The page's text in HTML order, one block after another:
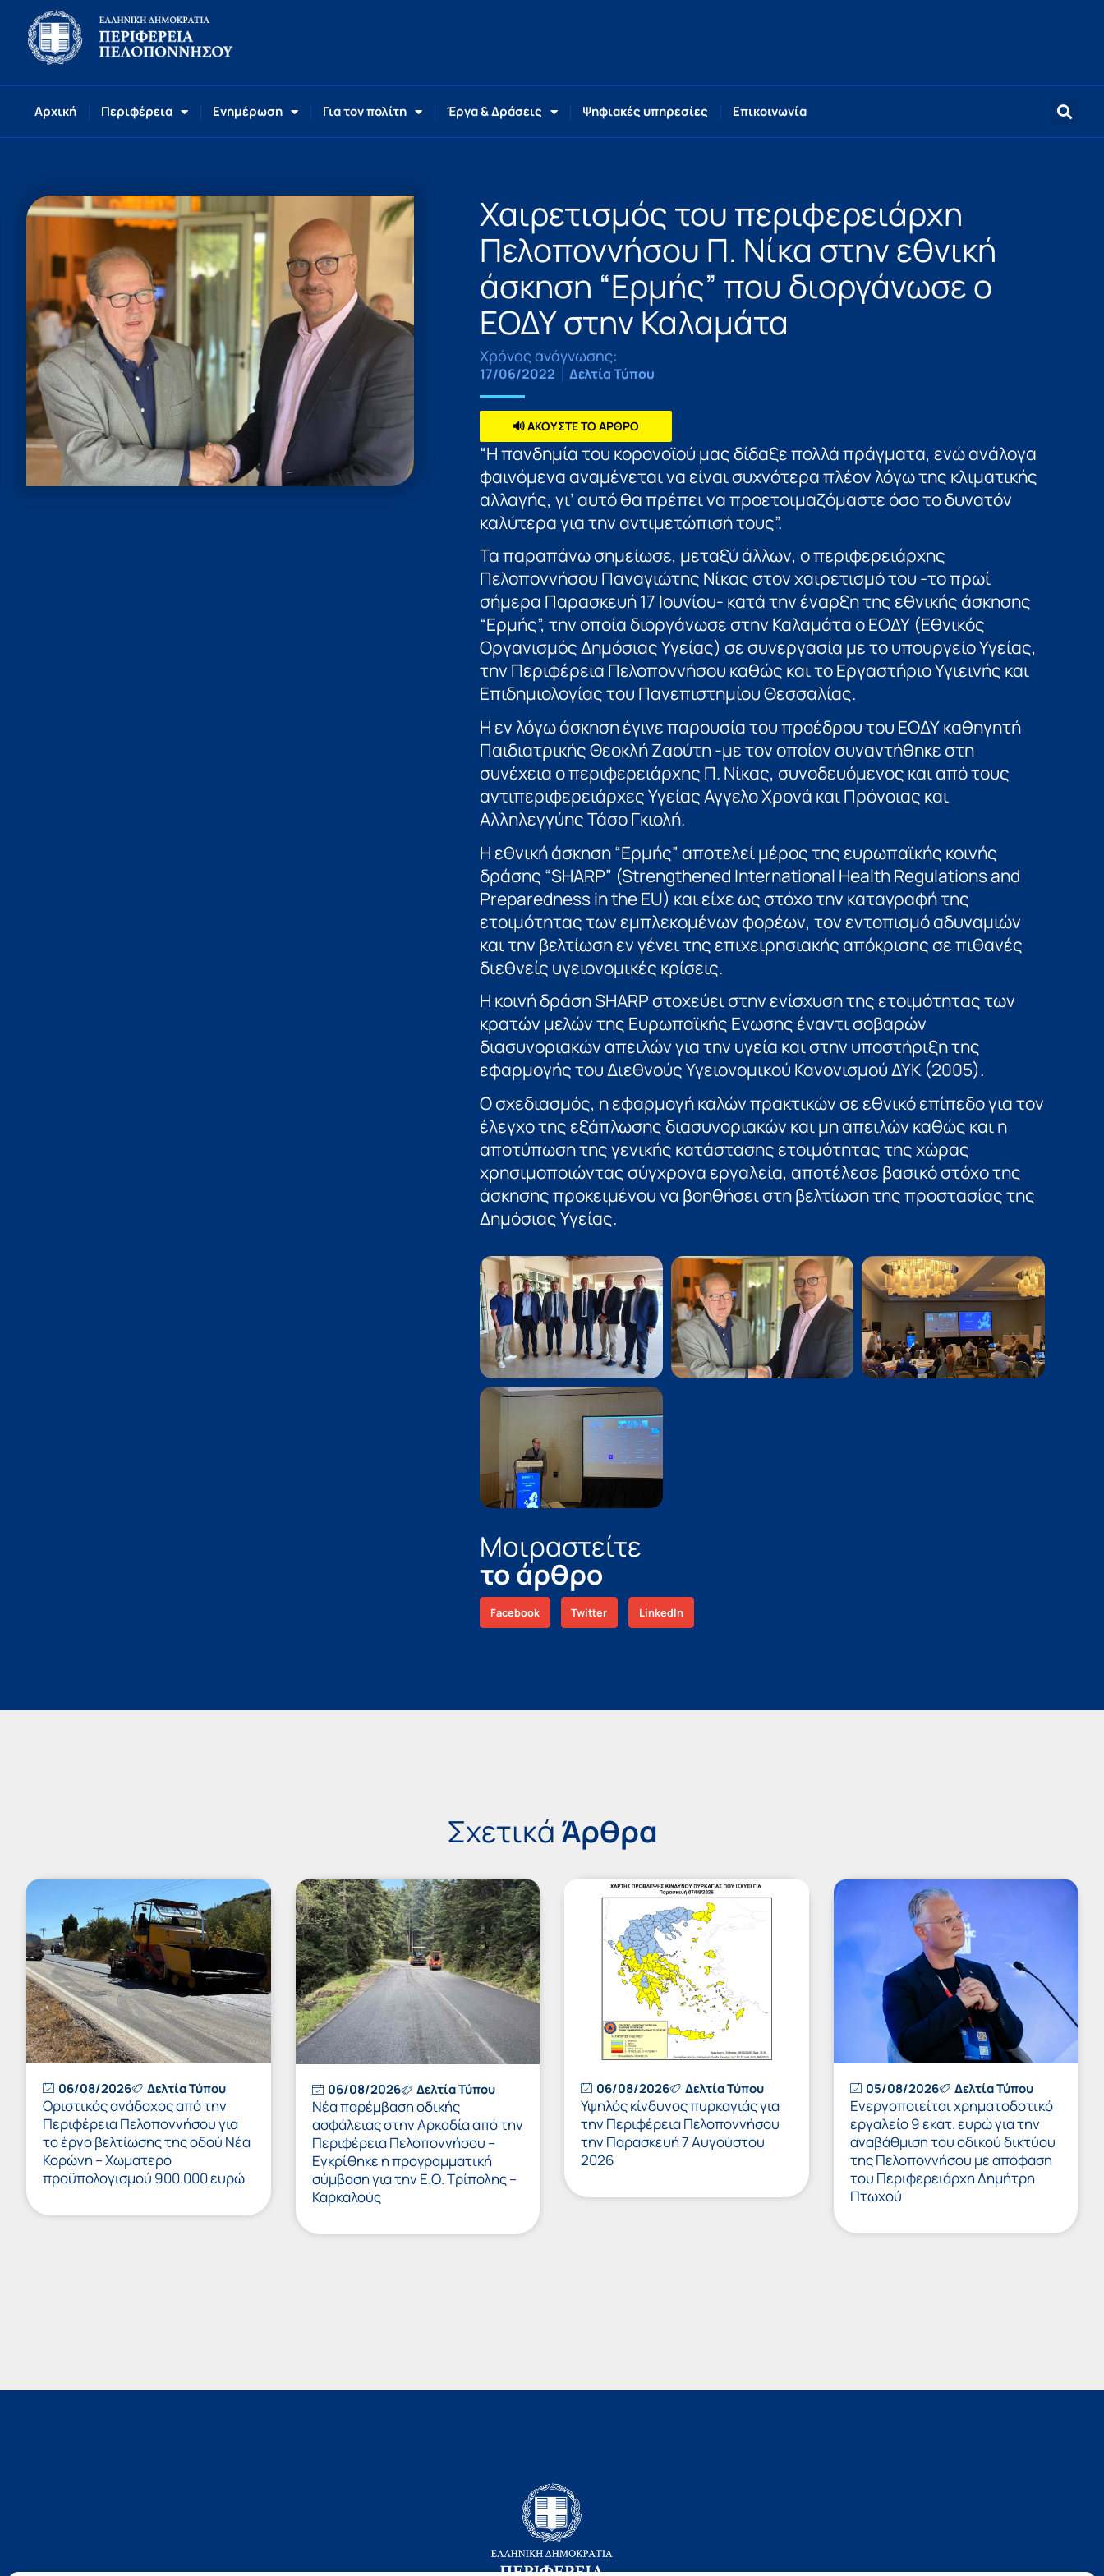
Αρχική Περιφέρεια Ενημέρωση Για τον πολίτη Έργα & Δράσεις Ψηφιακές υπηρεσίες Επικοινωνία
Χαιρετισμός του περιφερειάρχη
Πελοποννήσου Π. Νίκα στην εθνική
άσκηση “Ερμής” που διοργάνωσε ο
ΕΟΔΥ στην Καλαμάτα
Χρόνος ανάγνωσης:
17/06/2022 Δελτία Τύπου
🔊 ΑΚΟΥΣΤΕ ΤΟ ΑΡΘΡΟ
“Η πανδημία του κορονοϊού μας δίδαξε πολλά πράγματα, ενώ ανάλογα
φαινόμενα αναμένεται να είναι συχνότερα πλέον λόγω της κλιματικής
αλλαγής, γι’ αυτό θα πρέπει να προετοιμαζόμαστε όσο το δυνατόν
καλύτερα για την αντιμετώπισή τους”.
Τα παραπάνω σημείωσε, μεταξύ άλλων, ο περιφερειάρχης
Πελοποννήσου Παναγιώτης Νίκας στον χαιρετισμό του -το πρωί
σήμερα Παρασκευή 17 Ιουνίου- κατά την έναρξη της εθνικής άσκησης
“Ερμής”, την οποία διοργάνωσε στην Καλαμάτα ο ΕΟΔΥ (Εθνικός
Οργανισμός Δημόσιας Υγείας) σε συνεργασία με το υπουργείο Υγείας,
την Περιφέρεια Πελοποννήσου καθώς και τo Εργαστήριο Υγιεινής και
Επιδημιολογίας του Πανεπιστημίου Θεσσαλίας.
Η εν λόγω άσκηση έγινε παρουσία του προέδρου του ΕΟΔΥ καθηγητή
Παιδιατρικής Θεοκλή Ζαούτη -με τον οποίον συναντήθηκε στη
συνέχεια ο περιφερειάρχης Π. Νίκας, συνοδευόμενος και από τους
αντιπεριφερειάρχες Υγείας Αγγελο Χρονά και Πρόνοιας και
Αλληλεγγύης Τάσο Γκιολή.
Η εθνική άσκηση “Ερμής” αποτελεί μέρος της ευρωπαϊκής κοινής
δράσης “SHARP” (Strengthened International Health Regulations and
Preparedness in the EU) και είχε ως στόχο την καταγραφή της
ετοιμότητας των εμπλεκομένων φορέων, τον εντοπισμό αδυναμιών
και την βελτίωση εν γένει της επιχειρησιακής απόκρισης σε πιθανές
διεθνείς υγειονομικές κρίσεις.
Η κοινή δράση SHARP στοχεύει στην ενίσχυση της ετοιμότητας των
κρατών μελών της Ευρωπαϊκής Ενωσης έναντι σοβαρών
διασυνοριακών απειλών για την υγεία και στην υποστήριξη της
εφαρμογής του Διεθνούς Υγειονομικού Κανονισμού ΔΥΚ (2005).
Ο σχεδιασμός, η εφαρμογή καλών πρακτικών σε εθνικό επίπεδο για τον
έλεγχο της εξάπλωσης διασυνοριακών και μη απειλών καθώς και η
αποτύπωση της γενικής κατάστασης ετοιμότητας της χώρας
χρησιμοποιώντας σύγχρονα εργαλεία, αποτέλεσε βασικό στόχο της
άσκησης προκειμένου να βοηθήσει στη βελτίωση της προστασίας της
Δημόσιας Υγείας.
Μοιραστείτε
το άρθρο
Facebook Twitter LinkedIn
Σχετικά Άρθρα
06/08/2026 Δελτία Τύπου
Οριστικός ανάδοχος από την
Περιφέρεια Πελοποννήσου για
το έργο βελτίωσης της οδού Νέα
Κορώνη – Χωματερό
προϋπολογισμού 900.000 ευρώ
06/08/2026 Δελτία Τύπου
Νέα παρέμβαση οδικής
ασφάλειας στην Αρκαδία από την
Περιφέρεια Πελοποννήσου –
Εγκρίθηκε η προγραμματική
σύμβαση για την Ε.Ο. Τρίπολης –
Καρκαλούς
06/08/2026 Δελτία Τύπου
Υψηλός κίνδυνος πυρκαγιάς για
την Περιφέρεια Πελοποννήσου
την Παρασκευή 7 Αυγούστου
2026
05/08/2026 Δελτία Τύπου
Ενεργοποιείται χρηματοδοτικό
εργαλείο 9 εκατ. ευρώ για την
αναβάθμιση του οδικού δικτύου
της Πελοποννήσου με απόφαση
του Περιφερειάρχη Δημήτρη
Πτωχού